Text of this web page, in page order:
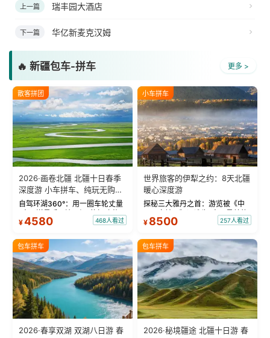
上一篇 瑞丰园大酒店
下一篇 华亿新麦克汉姆
🔥 新疆包车-拼车 更多 >
散客拼团
2026·画卷北疆 北疆十日春季
深度游 小车拼车、纯玩无购
物！
自驾环湖360°：用一圈车轮丈量
“大西洋最后一滴眼泪”的极致蔚
蓝。 赛湖旅拍：甄选多款风格服
绝美瞬间。 赛湖坦克300跟车视
频：专业摄影师...
¥4580 468人看过
小车拼车
世界旅客的伊犁之约：8天北疆
暖心深度游
探秘三大雅丹之首：游览被《中
国国家地理》评选为“中国最美的
三大雅丹”第一名的克拉玛依魔鬼
瓦人最大村落——禾木村，欣赏
晨雾与小木...
¥ 8500 257人看过
包车拼车
2026·春享双湖 双湖八日游 春
包车拼车
2026·秘境疆途 北疆十日游 春